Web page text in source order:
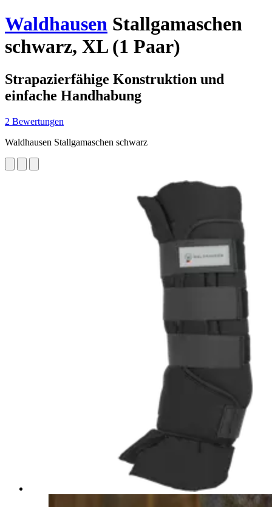
Waldhausen Stallgamaschen
schwarz, XL (1 Paar)
Strapazierfähige Konstruktion und
einfache Handhabung
2 Bewertungen
Waldhausen Stallgamaschen schwarz